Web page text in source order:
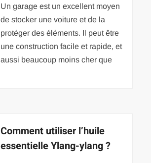
Un garage est un excellent moyen
de stocker une voiture et de la
protéger des éléments. Il peut être
une construction facile et rapide, et
aussi beaucoup moins cher que
Comment utiliser l’huile
essentielle Ylang-ylang ?